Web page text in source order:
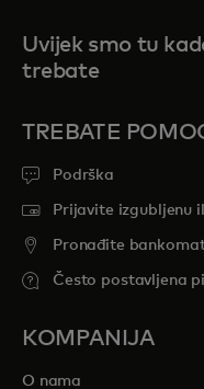
Uvijek smo tu
trebate
TREBATE
Podrška
Prijavite izgubljenu
Pronađite
Često postavljena
KOMPANIJA
O nama